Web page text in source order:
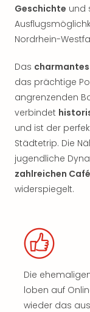
Geschichte und
Nordrhein-
Das
das prächtige
angrenzenden
verbindet
und ist der
Städtetrip. Die
jugendliche
zahlreichen
widerspiegelt.
Die
loben auf
wieder das